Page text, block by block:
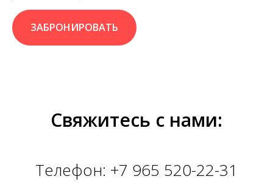
ЗАБРОНИРОВАТЬ
Свяжитесь с нами:
Телефон: +7 965 520-22-31